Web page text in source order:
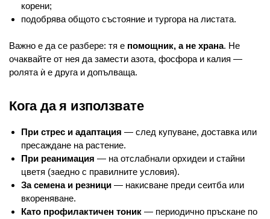
корени;
подобрява общото състояние и тургора на листата.
Важно е да се разбере: тя е помощник, а не храна. Не
очаквайте от нея да замести азота, фосфора и калия —
ролята ѝ е друга и допълваща.
Кога да я използвате
При стрес и адаптация — след купуване, доставка или
пресаждане на растение.
При реанимация — на отслабнали орхидеи и стайни
цветя (заедно с правилните условия).
За семена и резници — накисване преди сеитба или
вкореняване.
Като профилактичен тоник — периодично пръскане по